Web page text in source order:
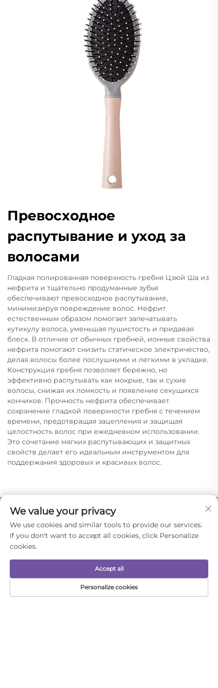
Превосходное
распутывание и уход за
волосами
Гладкая полированная поверхность гребня Цзюй Ша из
нефрита и тщательно продуманные зубья
обеспечивают превосходное распутывание,
минимизируя повреждение волос. Нефрит
естественным образом помогает запечатывать
кутикулу волоса, уменьшая пушистость и придавая
блеск. В отличие от обычных гребней, ионные свойства
нефрита помогают снизить статическое электричество,
делая волосы более послушными и легкими в укладке.
Конструкция гребня позволяет бережно, но
эффективно распутывать как мокрые, так и сухие
волосы, снижая их ломкость и появление секущихся
кончиков. Прочность нефрита обеспечивает
сохранение гладкой поверхности гребня с течением
времени, предотвращая зацепления и защищая
целостность волос при ежедневном использовании.
Это сочетание мягких распутывающих и защитных
свойств делает его идеальным инструментом для
поддержания здоровых и красивых волос.
Компания Yiwu Yunli производит
сертифицированные безопасные детские
расчески, расчески с подушечкой и расчески с
ЭЛЕКТРОННАЯ
We value your privacy
We use cookies and similar tools to provide our services.
If you don't want to accept all cookies, click Personalize
cookies.
Personalize cookies
Accept all